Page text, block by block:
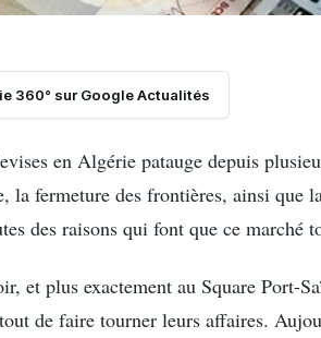
360° sur Google Actualités
en Algérie patauge depuis
la fermeture des frontières, ainsi que
des raisons qui font que ce marché
et plus exactement au Square Port-
de faire tourner leurs affaires.